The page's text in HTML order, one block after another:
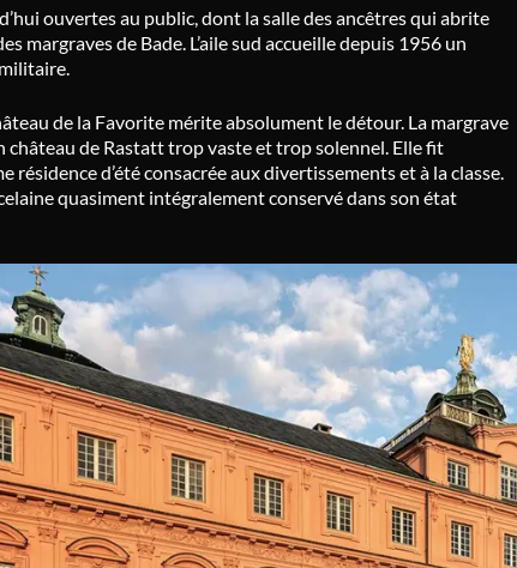
ouvertes au public, dont la salle des ancêtres qui abrite
margraves de Bade. L’aile sud accueille depuis 1956 un
de la Favorite mérite absolument le détour. La margrave
de Rastatt trop vaste et trop solennel. Elle fit
résidence d’été consacrée aux divertissements et à la classe.
quasiment intégralement conservé dans son état